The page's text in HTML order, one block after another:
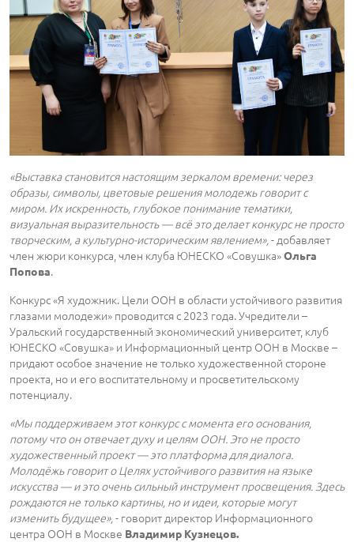
«Выставка становится настоящим зеркалом времени: через
образы, символы, цветовые решения молодежь говорит с
миром. Их искренность, глубокое понимание тематики,
визуальная выразительность — всё это делает конкурс не просто
творческим, а культурно-историческим явлением»,- добавляет
член жюри конкурса, член клуба ЮНЕСКО «Совушка»Ольга
Попова.
Конкурс «Я художник. Цели ООН в области устойчивого развития
глазами молодежи» проводится с 2023 года. Учредители –
Уральский государственный экономический университет, клуб
ЮНЕСКО «Совушка» и Информационный центр ООН в Москве –
придают особое значение не только художественной стороне
проекта, но и его воспитательному и просветительскому
потенциалу.
«Мы поддерживаем этот конкурс с момента его основания,
потому что он отвечает духу и целям ООН. Это не просто
художественный проект — это платформа для диалога.
Молодёжь говорит о Целях устойчивого развития на языке
искусства — и это очень сильный инструмент просвещения. Здесь
рождаются не только картины, но и идеи, которые могут
изменить будущее»,- говорит директор Информационного
центра ООН в Москве Владимир Кузнецов.